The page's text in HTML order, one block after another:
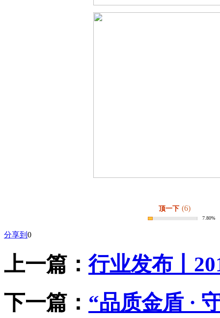
顶一下 (6)
7.80%
分享到 0
上一篇：行业发布丨
下一篇： “品质金盾 ·